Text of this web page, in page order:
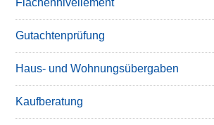
Flächennivellement
Gutachtenprüfung
Haus- und Wohnungsübergaben
Kaufberatung